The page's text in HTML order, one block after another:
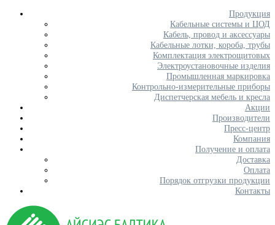
Продукция
Кабельные системы и ЦОД
Кабель, провод и аксессуары
Кабельные лотки, короба, трубы
Комплектация электрощитовых
Электроустановочные изделия
Промышленная маркировка
Контрольно-измерительные приборы
Диспетчерская мебель и кресла
Акции
Производители
Пресс-центр
Компания
Получение и оплата
Доставка
Оплата
Порядок отгрузки продукции
Контакты